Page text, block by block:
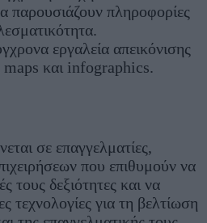
παρουσιάζουν πληροφορίες
εργαλεία απεικόνισης
και infographics.
σε επαγγελματίες,
που επιθυμούν να
τους δεξιότητες και να
τεχνολογίες για τη βελτίωση